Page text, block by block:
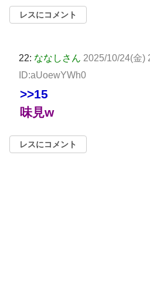
レスにコメント
22: ななしさん 2025/10/24(金)
ID:aUoewYWh0
>>15
味見w
レスにコメント